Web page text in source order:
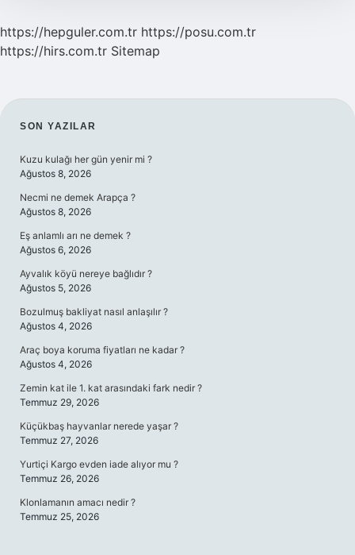
https://hepguler.com.tr https://posu.com.tr
https://hirs.com.tr Sitemap
SIDEBAR
SON YAZILAR
Kuzu kulağı her gün yenir mi ?
Ağustos 8, 2026
Necmi ne demek Arapça ?
Ağustos 8, 2026
Eş anlamlı arı ne demek ?
Ağustos 6, 2026
Ayvalık köyü nereye bağlıdır ?
Ağustos 5, 2026
Bozulmuş bakliyat nasıl anlaşılır ?
Ağustos 4, 2026
Araç boya koruma fiyatları ne kadar ?
Ağustos 4, 2026
Zemin kat ile 1. kat arasındaki fark nedir ?
Temmuz 29, 2026
Küçükbaş hayvanlar nerede yaşar ?
Temmuz 27, 2026
Yurtiçi Kargo evden iade alıyor mu ?
Temmuz 26, 2026
Klonlamanın amacı nedir ?
Temmuz 25, 2026